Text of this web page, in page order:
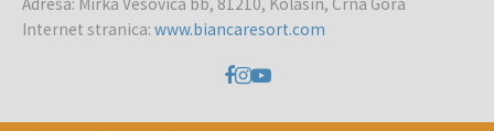
Internet stranica: www.biancaresort.com